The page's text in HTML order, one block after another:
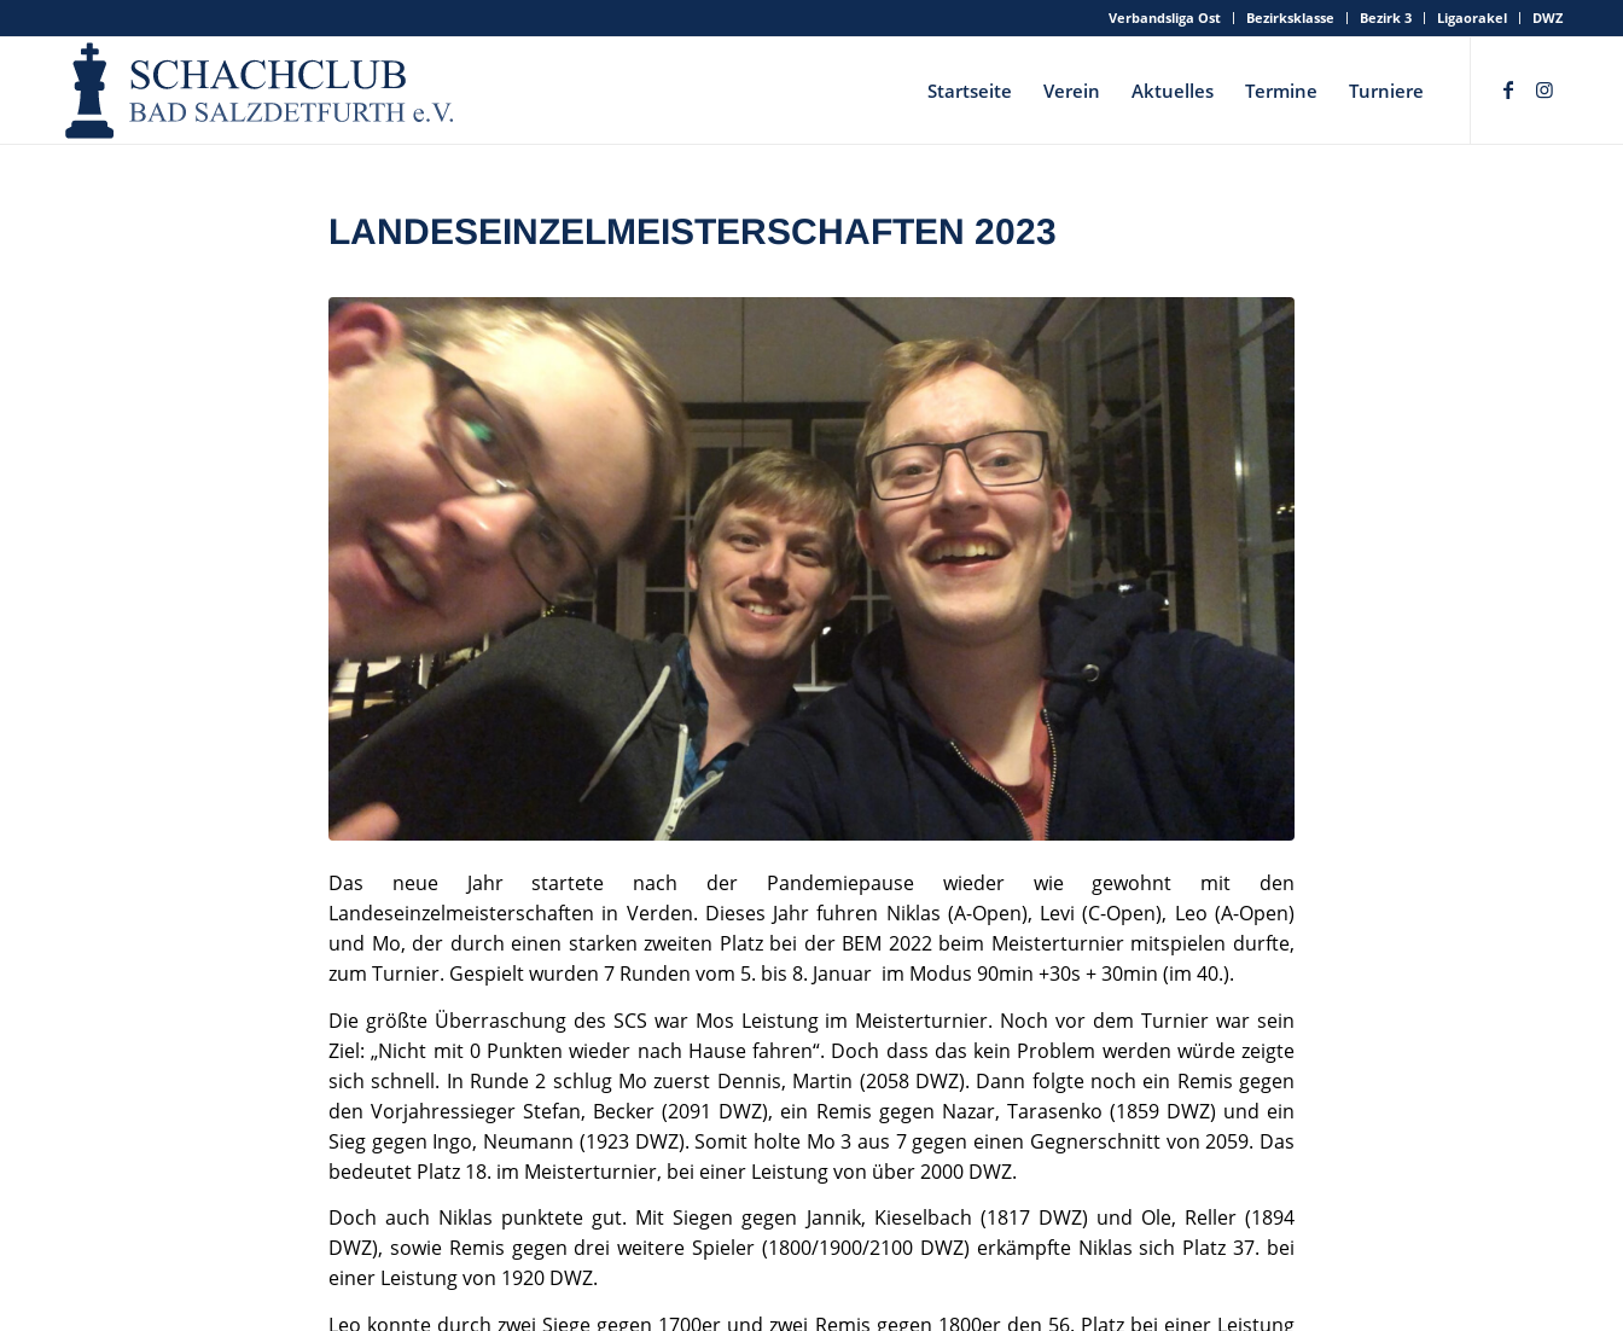
Verbandsliga Ost Bezirksklasse Bezirk 3 Ligaorakel DWZ
Startseite Verein Aktuelles Termine Turniere
LANDESEINZELMEISTERSCHAFTEN 2023
Das neue Jahr startete nach der Pandemiepause wieder wie gewohnt mit den
Landeseinzelmeisterschaften in Verden. Dieses Jahr fuhren Niklas (A-Open), Levi (C-Open), Leo (A-Open)
und Mo, der durch einen starken zweiten Platz bei der BEM 2022 beim Meisterturnier mitspielen durfte,
zum Turnier. Gespielt wurden 7 Runden vom 5. bis 8. Januar im Modus 90min +30s + 30min (im 40.).
Die größte Überraschung des SCS war Mos Leistung im Meisterturnier. Noch vor dem Turnier war sein
Ziel: „Nicht mit 0 Punkten wieder nach Hause fahren“. Doch dass das kein Problem werden würde zeigte
sich schnell. In Runde 2 schlug Mo zuerst Dennis, Martin (2058 DWZ). Dann folgte noch ein Remis gegen
den Vorjahressieger Stefan, Becker (2091 DWZ), ein Remis gegen Nazar, Tarasenko (1859 DWZ) und ein
Sieg gegen Ingo, Neumann (1923 DWZ). Somit holte Mo 3 aus 7 gegen einen Gegnerschnitt von 2059. Das
bedeutet Platz 18. im Meisterturnier, bei einer Leistung von über 2000 DWZ.
Doch auch Niklas punktete gut. Mit Siegen gegen Jannik, Kieselbach (1817 DWZ) und Ole, Reller (1894
DWZ), sowie Remis gegen drei weitere Spieler (1800/1900/2100 DWZ) erkämpfte Niklas sich Platz 37. bei
einer Leistung von 1920 DWZ.
Leo konnte durch zwei Siege gegen 1700er und zwei Remis gegen 1800er den 56. Platz bei einer Leistung